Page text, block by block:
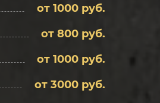
от 1000 руб.
от 800 руб.
от 1000 руб.
от 3000 руб.